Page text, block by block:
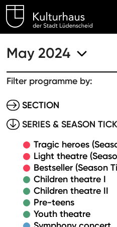
May 2024
Filter programme by:
SECTION
SERIES & SEASON
Tragic heroes
Light theatre
Bestseller (Season
Children theatre I
Children theatre II
Pre-teens
Youth theatre